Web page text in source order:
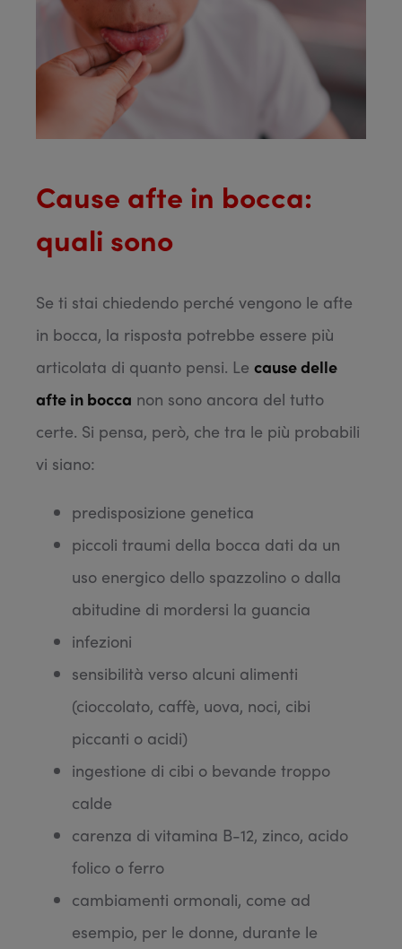
Cause afte in bocca:
quali sono
Se ti stai chiedendo perché vengono le afte
in bocca, la risposta potrebbe essere più
articolata di quanto pensi. Le cause delle
afte in bocca non sono ancora del tutto
certe. Si pensa, però, che tra le più probabili
vi siano:
predisposizione genetica
piccoli traumi della bocca dati da un
uso energico dello spazzolino o dalla
abitudine di mordersi la guancia
infezioni
sensibilità verso alcuni alimenti
(cioccolato, caffè, uova, noci, cibi
piccanti o acidi)
ingestione di cibi o bevande troppo
calde
carenza di vitamina B-12, zinco, acido
folico o ferro
cambiamenti ormonali, come ad
esempio, per le donne, durante le